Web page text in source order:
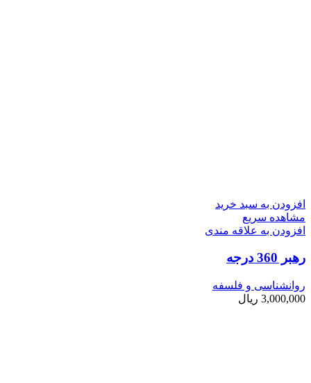
افزودن به سبد خرید
مشاهده سریع
افزودن به علاقه مندی
رهبر 360 درجه
روانشناسی و فلسفه
3,000,000 ریال